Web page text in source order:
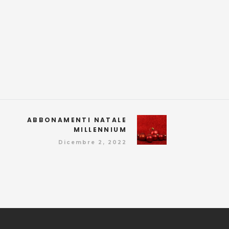
ABBONAMENTI NATALE
MILLENNIUM
Dicembre 2, 2022